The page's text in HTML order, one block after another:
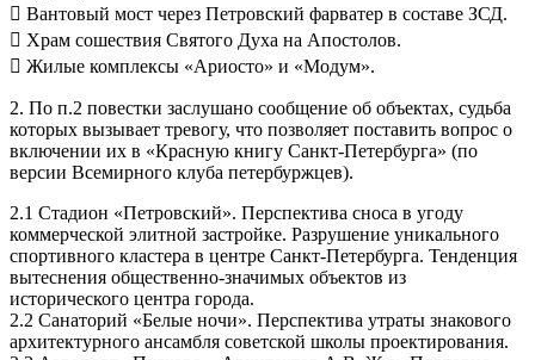
 Вантовый мост через Петровский фарватер в составе ЗСД.
 Храм сошествия Святого Духа на Апостолов.
 Жилые комплексы «Ариосто» и «Модум».
2. По п.2 повестки заслушано сообщение об объектах, судьба
которых вызывает тревогу, что позволяет поставить вопрос о
включении их в «Красную книгу Санкт-Петербурга» (по
версии Всемирного клуба петербуржцев).
2.1 Стадион «Петровский». Перспектива сноса в угоду
коммерческой элитной застройке. Разрушение уникального
спортивного кластера в центре Санкт-Петербурга. Тенденция
вытеснения общественно-значимых объектов из
исторического центра города.
2.2 Санаторий «Белые ночи». Перспектива утраты знакового
архитектурного ансамбля советской школы проектирования.